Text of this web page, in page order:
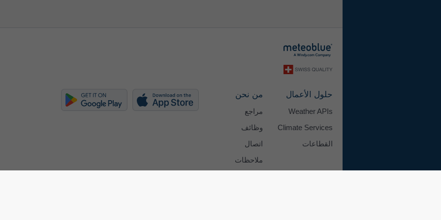
حلول الأعمال
Weather APIs
Climate Services
القطاعات
من نحن
مراجع
وظائف
اتصال
ملاحظات